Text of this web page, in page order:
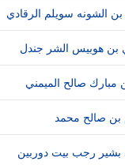
الشونه سويلم الرقادي
بن هوبيس الشر جندل
مبارك صالح الميمني
بن صالح محمد
بشير رجب بيت دوربين